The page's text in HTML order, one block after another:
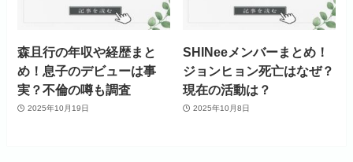
森且行の年収や経歴まと
め！息子のデビューは事
実？不倫の噂も調査
2025年10月19日
SHINeeメンバーまとめ！
ジョンヒョン死亡はなぜ？
現在の活動は？
2025年10月8日